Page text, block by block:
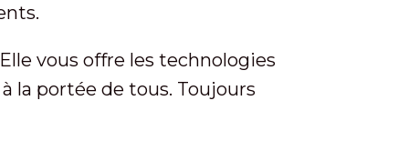
vous offre les technologies
la portée de tous. Toujours